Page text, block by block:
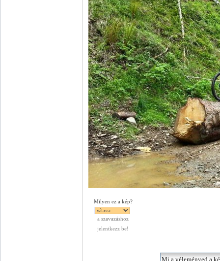
Milyen ez a kép?
a szavazáshoz
jelentkezz be!